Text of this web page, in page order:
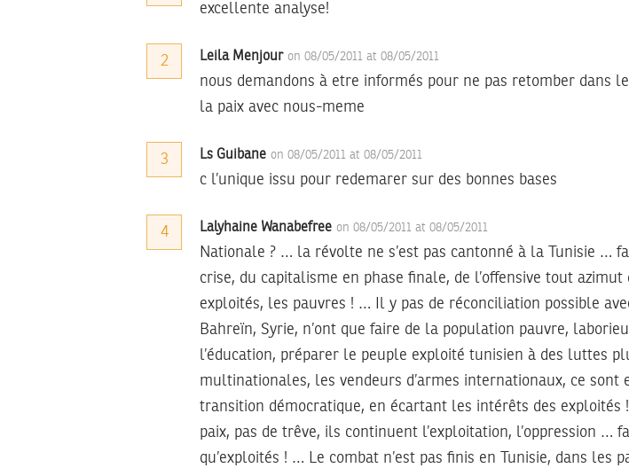
excellente analyse!
2 Leila Menjour on 08/05/2011 at 08/05/2011
nous demandons à etre informés pour ne pas retomber dans
la paix avec nous-meme
3 Ls Guibane on 08/05/2011 at 08/05/2011
c l’unique issu pour redemarer sur des bonnes bases
4 Lalyhaine Wanabefree on 08/05/2011 at 08/05/2011
Nationale ? … la révolte ne s’est pas cantonné à la Tunisie …
crise, du capitalisme en phase finale, de l’offensive tout
exploités, les pauvres ! … Il y pas de réconciliation possible
Bahreïn, Syrie, n’ont que faire de la population pauvre,
l’éducation, préparer le peuple exploité tunisien à des luttes
multinationales, les vendeurs d’armes internationaux, ce
transition démocratique, en écartant les intérêts des
paix, pas de trêve, ils continuent l’exploitation, l’oppression …
qu’exploités ! … Le combat n’est pas finis en Tunisie, dans